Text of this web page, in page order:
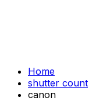
Home
shutter count
canon